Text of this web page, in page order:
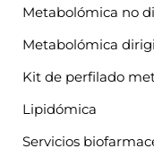
Metabolómica no
Metabolómica
Kit de perfilado
Lipidómica
Servicios